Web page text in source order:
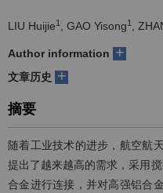
LIU Huijie1 , GAO Yisong1 ,
Author information +
文章历史 +
摘要
随着工业技术的进步，航空航
提出了越来越高的需求，采用
合金进行连接，并对高强铝合